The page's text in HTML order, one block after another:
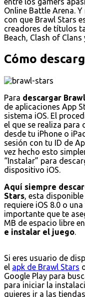
Online Battle Arena.
con que Brawl Stars
creadores de títulos
Beach, Clash of Clans
Cómo
Para descargar
de aplicaciones App
sistema iOS. El
el que se realiza para
desde tu iPhone o
sesión con tu ID de
vez hecho esto
“Instalar” para
dispositivo iOS.
Aquí siempre
Stars, esta
requiere iOS 8.0 o
importante que te
MB de espacio libre
e instalar el juego.
Si eres usuario de
el apk de Brawl Stars
Google Play para
para iniciar la
quieres ir a las